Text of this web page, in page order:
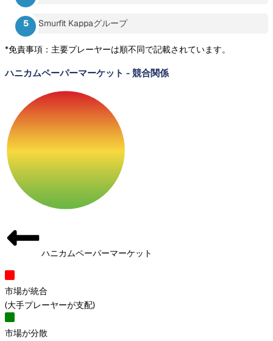
Smurfit Kappaグループ
*免責事項：主要プレーヤーは順不同で記載されています。
ハニカムペーパーマーケット - 競合関係
ハニカムペーパーマーケット
市場が統合
(大手プレーヤーが支配)
市場が分散